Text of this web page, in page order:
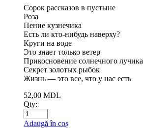
Сорок рассказов в пустыне
Роза
Пение кузнечика
Есть ли кто-нибудь наверху?
Круги на воде
Это знает только ветер
Прикосновение солнечного лучика
Секрет золотых рыбок
Жизнь — это все, что у нас есть
52,00 MDL
Qty:
Adaugă în coș